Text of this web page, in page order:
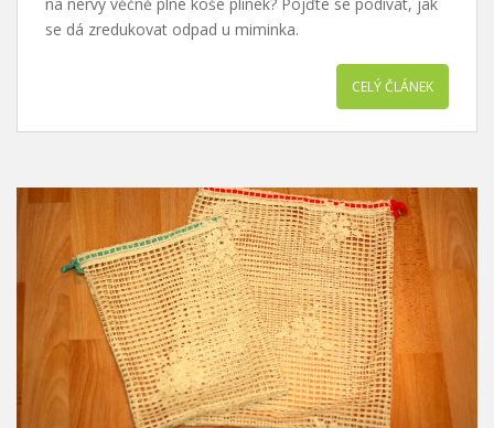
se dá zredukovat odpad u miminka.
CELÝ ČLÁNEK